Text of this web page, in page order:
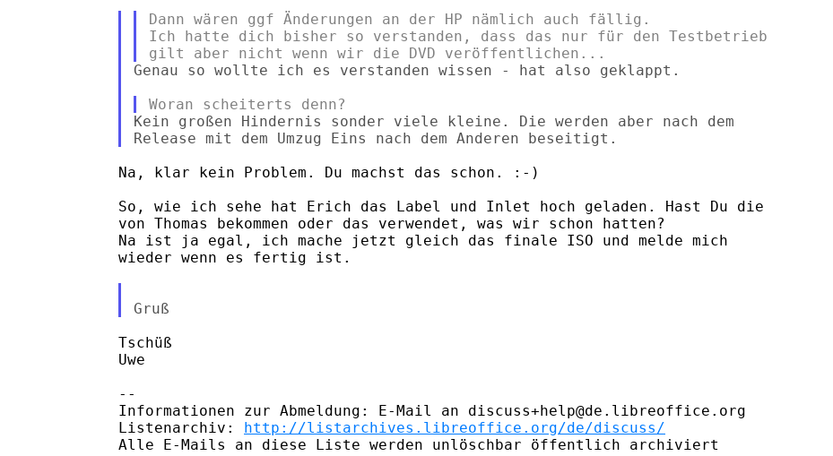
Dann wären ggf Änderungen an der HP nämlich auch fällig.
Ich hatte dich bisher so verstanden, dass das nur für den Testbetrieb
Genau so wollte ich es verstanden wissen - hat also geklappt.
Kein großen Hindernis sonder viele kleine. Die werden aber nach dem
Na, klar kein Problem. Du machst das schon. :-)
So, wie ich sehe hat Erich das Label und Inlet hoch geladen. Hast Du die
von Thomas bekommen oder das verwendet, was wir schon hatten?
Na ist ja egal, ich mache jetzt gleich das finale ISO und melde mich
wieder wenn es fertig ist.
Tschüß
Uwe
--
Informationen zur Abmeldung: E-Mail an discuss+help@de.libreoffice.org
Listenarchiv: http://listarchives.libreoffice.org/de/discuss/